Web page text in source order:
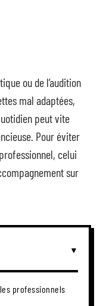
ou de l’audition
mal adaptées,
peut vite
Pour éviter
celui
sur
professionnels